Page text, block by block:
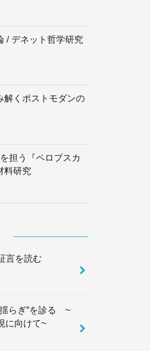
/ デネット哲学研究
解くポストモダンの
担う『ペロブスカ
料研究
言を読む
らぎ”を診る ~
に向けて~